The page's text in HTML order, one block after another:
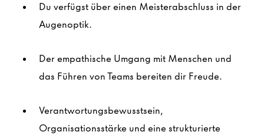
Du verfügst über einen Meisterabschluss in der
Augenoptik.
Der empathische Umgang mit Menschen und
das Führen von Teams bereiten dir Freude.
Verantwortungsbewusstsein,
Organisationsstärke und eine strukturierte